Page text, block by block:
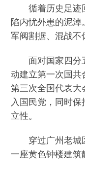
循着历史足迹
陷内忧外患的泥淖
军阀割据、混战不
面对国家四分
动建立第一次国
第三次全国代表
入国民党，同时
立性。
穿过广州老城
一座黄色钟楼建筑